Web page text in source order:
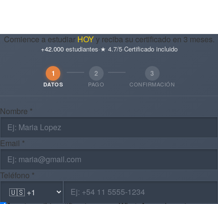
Comience a estudiar HOYy reciba su certificado en 3 meses.
+42.000estudiantes·★ 4.7/5·Certificado incluido
1
DATOS
2
PAGO
3
CONFIRMACIÓN
Nombre *
Email *
Teléfono *